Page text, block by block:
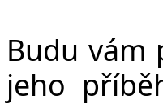
Budu vám
jeho